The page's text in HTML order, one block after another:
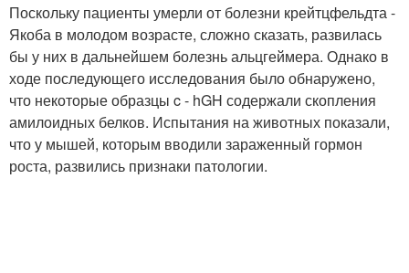
Поскольку пациенты умерли от болезни крейтцфельдта -
Якоба в молодом возрасте, сложно сказать, развилась
бы у них в дальнейшем болезнь альцгеймера. Однако в
ходе последующего исследования было обнаружено,
что некоторые образцы c - hGH содержали скопления
амилоидных белков. Испытания на животных показали,
что у мышей, которым вводили зараженный гормон
роста, развились признаки патологии.